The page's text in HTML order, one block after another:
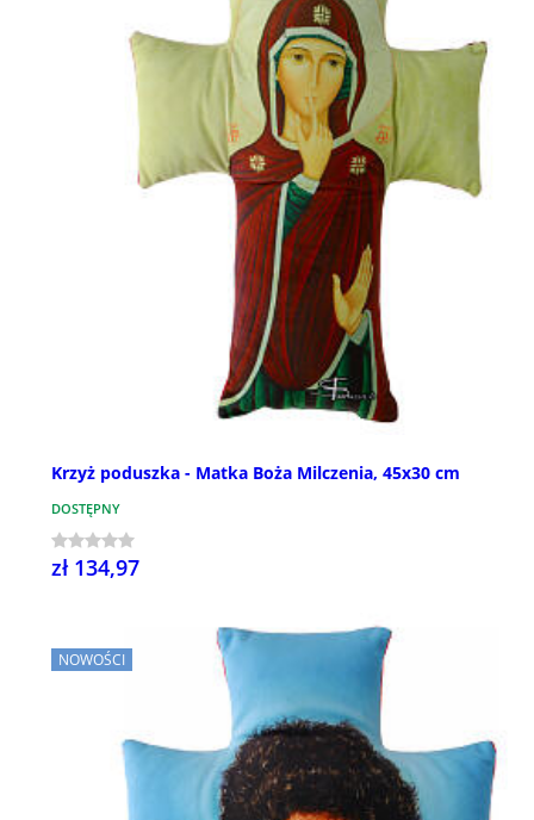
Krzyż poduszka - Matka Boża Milczenia, 45x30 cm
DOSTĘPNY
zł 134,97
NOWOŚCI